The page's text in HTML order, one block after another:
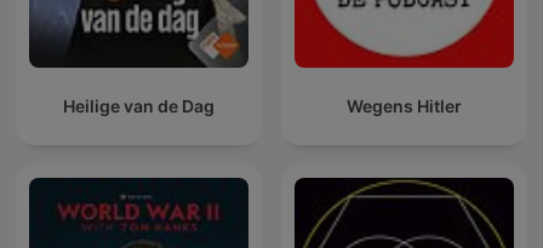
Heilige van de Dag Wegens Hitler